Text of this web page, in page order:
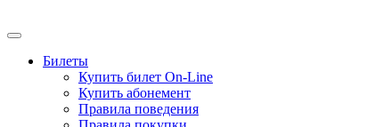
Билеты
Купить билет On-Line
Купить абонемент
Правила поведения